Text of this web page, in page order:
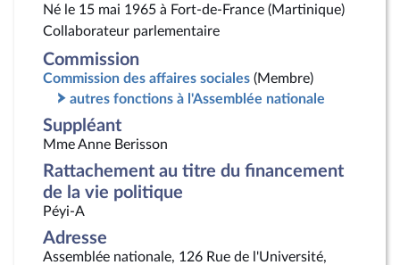
Né le 15 mai 1965 à Fort-de-France (Martinique)
Collaborateur parlementaire
Commission
Commission des affaires sociales (Membre)
autres fonctions à l'Assemblée nationale
Suppléant
Mme Anne Berisson
Rattachement au titre du financement
de la vie politique
Péyi-A
Adresse
Assemblée nationale, 126 Rue de l'Université,